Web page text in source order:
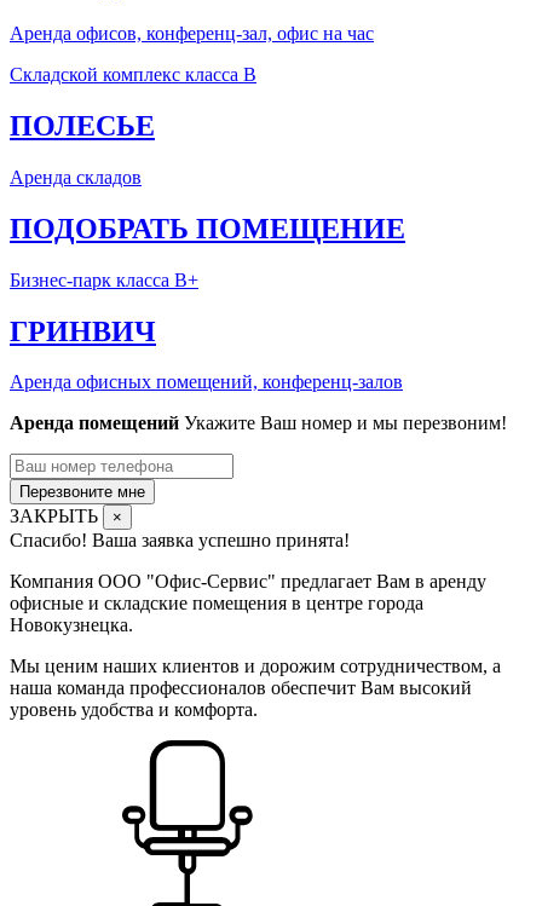
Аренда офисов, конференц-зал, офис на час
Складской комплекс класса B
ПОЛЕСЬЕ
Аренда складов
ПОДОБРАТЬ ПОМЕЩЕНИЕ
Бизнес-парк класса В+
ГРИНВИЧ
Аренда офисных помещений, конференц-залов
Аренда помещений Укажите Ваш номер и мы перезвоним!
Перезвоните мне
ЗАКРЫТЬ ×
Спасибо! Ваша заявка успешно принята!
Компания ООО "Офис-Сервис" предлагает Вам в аренду
офисные и складские помещения в центре города
Новокузнецка.
Мы ценим наших клиентов и дорожим сотрудничеством, а
наша команда профессионалов обеспечит Вам высокий
уровень удобства и комфорта.